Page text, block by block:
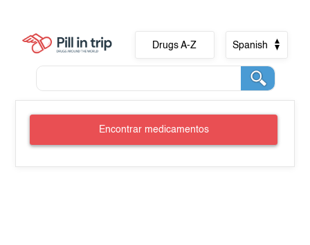
Drugs A-Z Spanish
Encontrar medicamentos